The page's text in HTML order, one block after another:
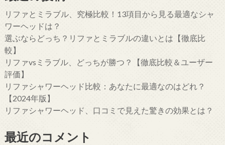
リファとミラブル、究極比較！13項目から見る最適なシャ
ワーヘッドは？
選ぶならどっち？リファとミラブルの違いとは【徹底比
較】
リファvsミラブル、どっちが勝つ？【徹底比較＆ユーザー
評価】
リファシャワーヘッド比較：あなたに最適なのはどれ？
【2024年版】
リファシャワーヘッド、口コミで見えた驚きの効果とは？
最近のコメント